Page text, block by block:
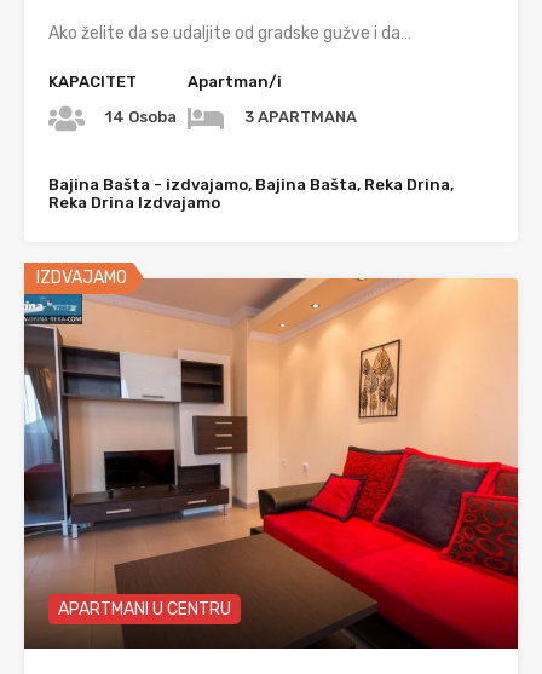
Ako želite da se udaljite od gradske gužve i da…
KAPACITET
14 Osoba
Apartman/i
3 APARTMANA
Bajina Bašta - izdvajamo, Bajina Bašta, Reka Drina,
Reka Drina Izdvajamo
IZDVAJAMO
APARTMANI U CENTRU